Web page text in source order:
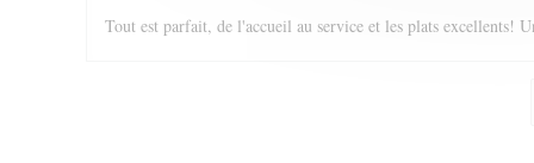
Tout est parfait, de l'accueil au service et les plats excellents!